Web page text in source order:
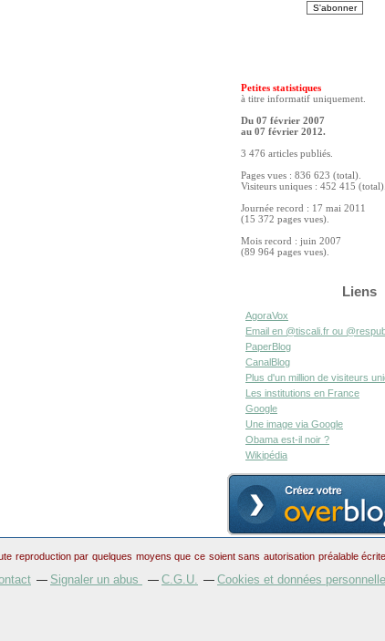
Petites statistiques
à titre informatif uniquement.
Du 07 février 2007
au 07 février 2012.
3 476 articles publiés.
Pages vues : 836 623 (total).
Visiteurs uniques : 452 415 (total).
Journée record : 17 mai 2011
(15 372 pages vues).
Mois record : juin 2007
(89 964 pages vues).
Liens
AgoraVox
Email en @tiscali.fr ou
PaperBlog
CanalBlog
Plus d'un million de visiteurs
Les institutions en France
Google
Une image via Google
Obama est-il noir ?
Wikipédia
reproduction par quelques moyens que ce soient sans autorisation préalable
Signaler un abus C.G.U. Cookies et données